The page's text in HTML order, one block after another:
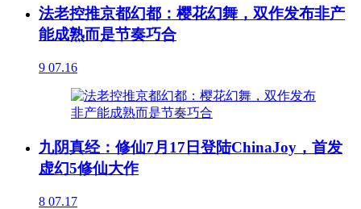
法老控推京都幻都：樱花幻舞，双作发布非产
能成熟而是节奏巧合
9 07.16
九阴真经：修仙7月17日登陆ChinaJoy，首发
虚幻5修仙大作
8 07.17